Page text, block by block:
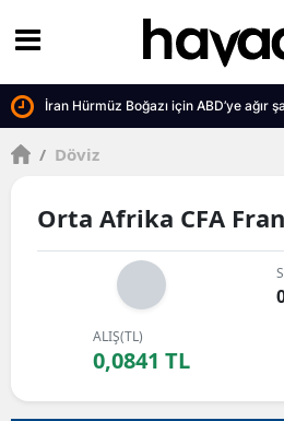
İran Hürmüz Boğazı için ABD’ye ağır
/ Döviz
Orta Afrika CFA
ALIŞ(TL)
0,0841 TL